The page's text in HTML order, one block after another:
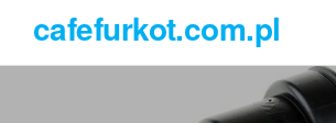
treści
cafefurkot.com.pl